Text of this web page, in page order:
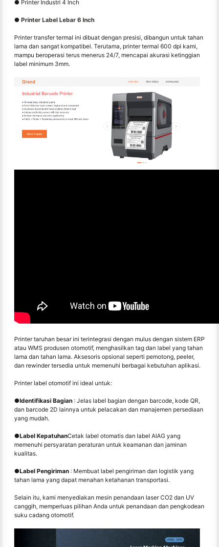
● Printer Industri 4 Inch
● Printer Label Lebar 6 Inch
Printer transfer termal ini dibuat dengan presisi, dibangun untuk tahan
lama dan sangat kompatibel. Terutama, printer termal 600 dpi kami,
mampu beroperasi terus menerus 24/7, mencapai akurasi ketinggian
label minimum 3mm.
Printer taruhan besar ini terintegrasi dengan mulus dengan sistem ERP
atau WMS produsen otomotif, menghasilkan tag dan label yang tahan
lama dan tahan lama. Aksesoris opsional seperti pemotong, peeler,
dan rewinder tersedia untuk memenuhi berbagai kebutuhan aplikasi.
Printer label otomotif ini ideal untuk:
●Identifikasi Bagian : Jelas label bagian dengan barcode, kode QR,
dan barcode 2D lainnya untuk pelacakan dan manajemen persediaan
yang mudah.
●Label KepatuhanCetak label otomatis dan label AIAG yang
memenuhi persyaratan peraturan untuk keamanan dan jaminan
kualitas.
●Label Pengiriman : Membuat label pengiriman dan logistik yang
tahan lama yang dapat menahan ketahanan transportasi.
Selain itu, kami menyediakan mesin penandaan laser CO2 dan UV
canggih, memperluas pilihan Anda untuk penandaan dan pengkodean
suku cadang otomotif.